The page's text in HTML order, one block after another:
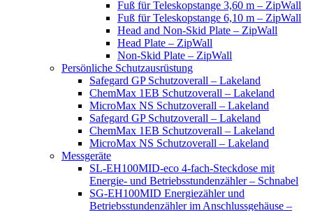
Fuß für Teleskopstange 3,60 m – ZipWall
Fuß für Teleskopstange 6,10 m – ZipWall
Head and Non-Skid Plate – ZipWall
Head Plate – ZipWall
Non-Skid Plate – ZipWall
Persönliche Schutzausrüstung
Safegard GP Schutzoverall – Lakeland
ChemMax 1EB Schutzoverall – Lakeland
MicroMax NS Schutzoverall – Lakeland
Safegard GP Schutzoverall – Lakeland
ChemMax 1EB Schutzoverall – Lakeland
MicroMax NS Schutzoverall – Lakeland
Messgeräte
SL-EH100MID-eco 4-fach-Steckdose mit
Energie- und Betriebsstundenzähler – Schnabel
SG-EH100MID Energiezähler und
Betriebsstundenzähler im Anschlussgehäuse –